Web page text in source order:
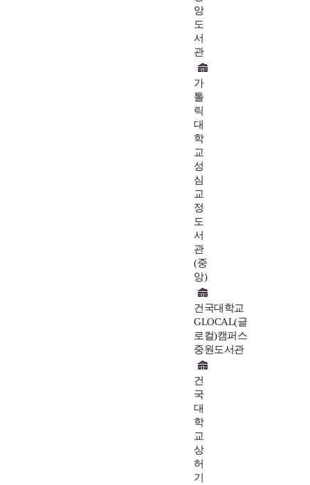
앙
도
서
관
가
톨
릭
대
학
교
성
심
교
정
도
서
관
(중
앙)
건국대학교
GLOCAL(글
로컬)캠퍼스
중원도서관
건
국
대
학
교
상
허
기